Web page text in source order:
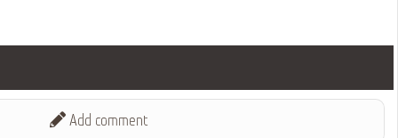
Add comment